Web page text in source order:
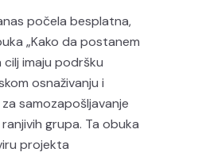
počela besplatna,
„Kako da postanem
cilj imaju podršku
osnaživanju i
samozapošljavanje
grupa. Ta obuka
projekta